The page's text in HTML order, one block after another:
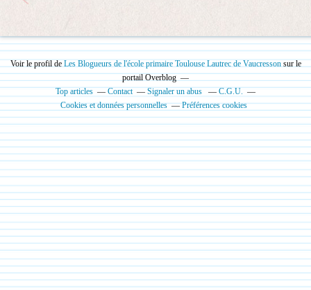
Voir le profil de Les Blogueurs de l'école primaire Toulouse Lautrec de Vaucressonsur le
portail Overblog
Top articles
Contact Signaler un abus
C.G.U.
Cookies et données personnelles
Préférences cookies